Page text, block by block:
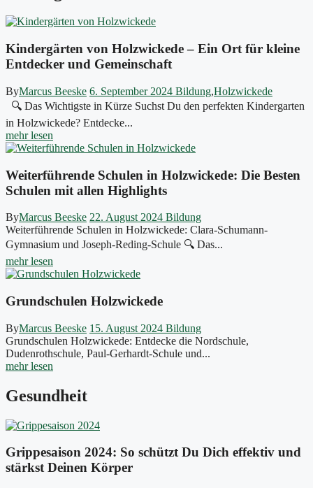
Kindergärten von Holzwickede – Ein Ort für kleine
Entdecker und Gemeinschaft
ByMarcus Beeske 6. September 2024 Bildung,Holzwickede
🔍 Das Wichtigste in Kürze Suchst Du den perfekten Kindergarten
in Holzwickede? Entdecke...
mehr lesen
Weiterführende Schulen in Holzwickede: Die Besten
Schulen mit allen Highlights
ByMarcus Beeske 22. August 2024 Bildung
Weiterführende Schulen in Holzwickede: Clara-Schumann-
Gymnasium und Joseph-Reding-Schule 🔍 Das...
mehr lesen
Grundschulen Holzwickede
ByMarcus Beeske 15. August 2024 Bildung
Grundschulen Holzwickede: Entdecke die Nordschule,
Dudenrothschule, Paul-Gerhardt-Schule und...
mehr lesen
Gesundheit
Grippesaison 2024: So schützt Du Dich effektiv und
stärkst Deinen Körper